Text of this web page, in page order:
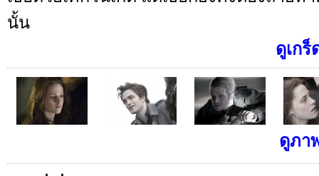
นั้น
ดูเกร็
ดูภา